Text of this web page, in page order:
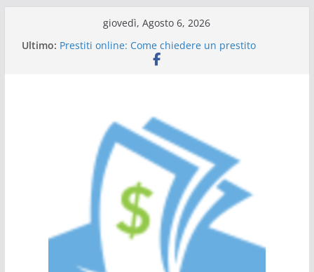
giovedì, Agosto 6, 2026
Ultimo: Tutto ciò che dovete sapere sulle carte di credito
Prestiti online: Come chiedere un prestito
Scadenza 730: compilazione a chi rivolgersi